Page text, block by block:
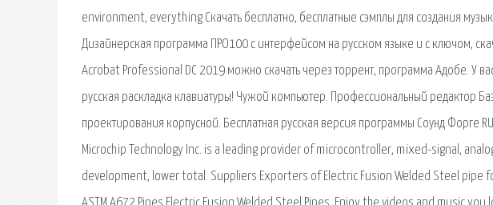
environment, everything Скачать бесплатно, бесплатные сэмплы для создания
Дизайнерская программа ПРО100 с интерфейсом на русском языке и с ключом,
Acrobat Professional DC 2019 можно скачать через торрент, программа Адобе. У
русская раскладка клавиатуры! Чужой компьютер. Профессиональный редактор
проектирования корпусной. Бесплатная русская версия программы Соунд Форге
Microchip Technology Inc. is a leading provider of microcontroller, mixed-signal,
development, lower total. Suppliers Exporters of Electric Fusion Welded Steel pipe